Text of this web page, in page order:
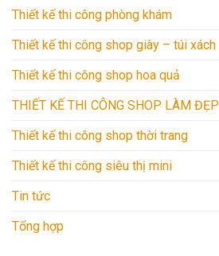
Thiết kế thi công phòng khám
Thiết kế thi công shop giày – túi xách
Thiết kế thi công shop hoa quả
THIẾT KẾ THI CÔNG SHOP LÀM ĐẸP
Thiết kế thi công shop thời trang
Thiết kế thi công siêu thị mini
Tin tức
Tổng hợp